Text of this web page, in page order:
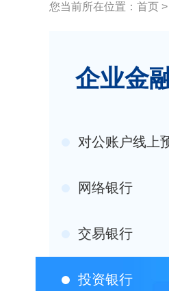
您当前所在位置： 首页 >
企业金
对公账户线上
网络银行
交易银行
投资银行